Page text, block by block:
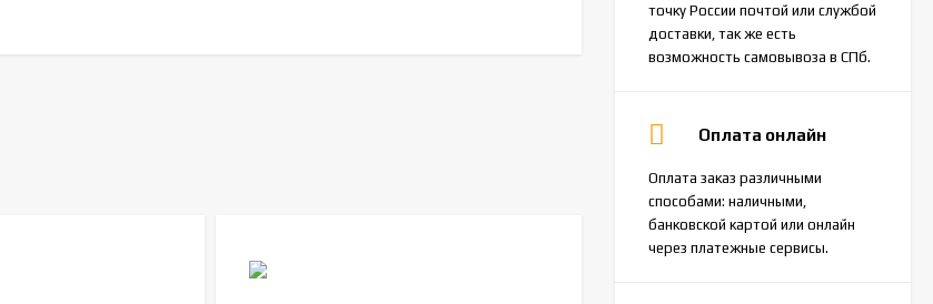
точку России почтой или службой
доставки, так же есть
возможность самовывоза в СПб.
Оплата онлайн
Оплата заказ различными
способами: наличными,
банковской картой или онлайн
через платежные сервисы.